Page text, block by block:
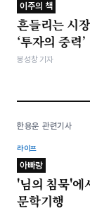
이주의 책
흔들리는 시
‘투자의 중력’
봉성창 기자
한용운 관련기사
라이프
아빠랑
'님의 침묵'에
문학기행